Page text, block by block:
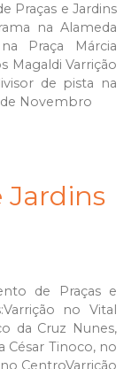
Praças e Jardins
na Alameda
Praça Márcia
Magaldi Varrição
de pista na
de Novembro
Jardins
de Praças e
no Vital
da Cruz Nunes,
César Tinoco, no
CentroVarrição